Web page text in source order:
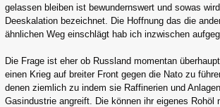
gelassen bleiben ist bewundernswert und sowas
Deeskalation bezeichnet. Die Hoffnung das die
ähnlichen Weg einschlägt hab ich inzwischen
Die Frage ist eher ob Russland momentan
einen Krieg auf breiter Front gegen die Nato zu
denen ziemlich zu indem sie Raffinerien und
Gasindustrie angreift. Die können ihr eigenes Rohöl